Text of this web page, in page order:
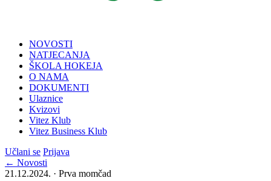
NOVOSTI
NATJECANJA
ŠKOLA HOKEJA
O NAMA
DOKUMENTI
Ulaznice
Kvizovi
Vitez Klub
Vitez Business Klub
Učlani se Prijava
← Novosti
21.12.2024. · Prva momčad